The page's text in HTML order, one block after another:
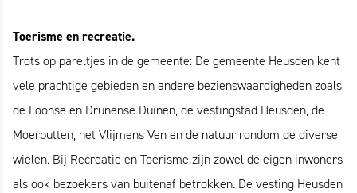
Toerisme en recreatie.
Trots op pareltjes in de gemeente: De gemeente Heusden kent
vele prachtige gebieden en andere bezienswaardigheden zoals
de Loonse en Drunense Duinen, de vestingstad Heusden, de
Moerputten, het Vlijmens Ven en de natuur rondom de diverse
wielen. Bij Recreatie en Toerisme zijn zowel de eigen inwoners
als ook bezoekers van buitenaf betrokken. De vesting Heusden